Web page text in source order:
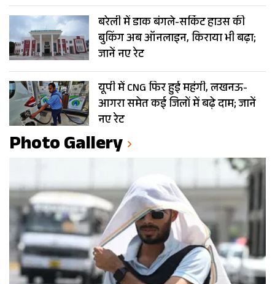
बरेली में डाक बंगले-सर्किट हाउस की
बुकिंग अब ऑनलाइन, किराया भी बढ़ा;
जानें नए रेट
यूपी में CNG फिर हुई महंगी, लखनऊ-
आगरा समेत कई जिलों में बढ़े दाम; जानें
नए रेट
Photo Gallery